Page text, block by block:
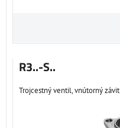
R3..-S..
Trojcestný ventil, vnútorný závit